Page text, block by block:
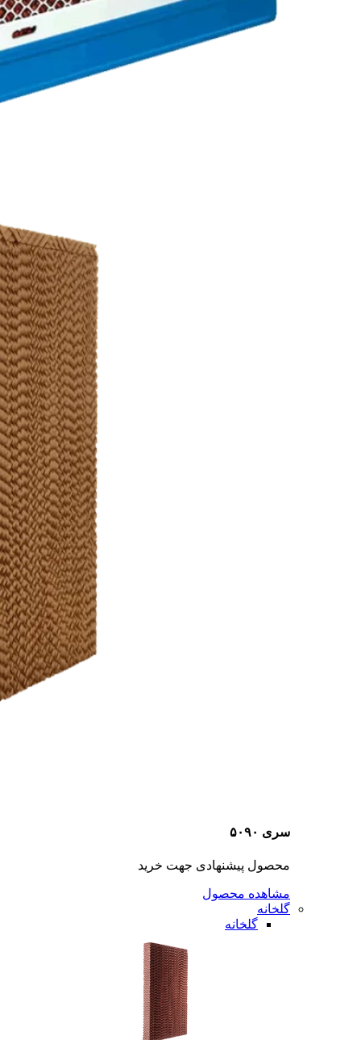
سری ۵۰۹۰
محصول پیشنهادی جهت خرید
مشاهده محصول
گلخانه
گلخانه